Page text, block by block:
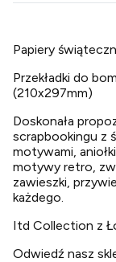
Papiery
Przekładki do
(210x297mm)
Doskonała
scrapbookingu z
motywami,
motywy retro,
zawieszki,
każdego.
Itd Collection z
Odwiedź nasz